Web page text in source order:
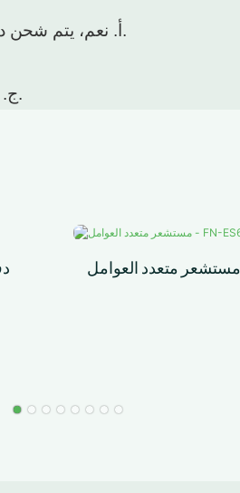
أ. نعم، يتم شحن دليل باللغة الإنجليزية مع رسم توضيحي وفيديو مع البضائع لتسهيل عملية التثبيت.
ج. نرحب بعاملك أو مهندسك في مصنعنا لتعلم تركيب البيوت الزجاجية الخاصة بك.